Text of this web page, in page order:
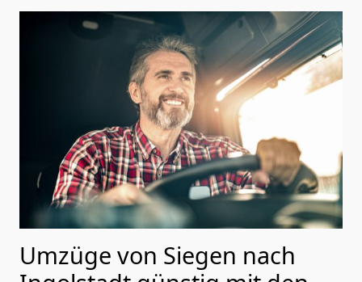
Umzüge von Siegen nach